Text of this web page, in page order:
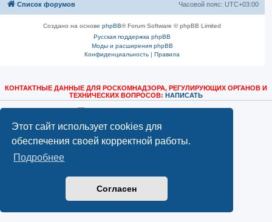
Этот сайт использует cookies для
обеспечения своей корректной работы.
Подробнее
Согласен
Список форумов Часовой пояс: UTC+03:00
Создано на основеphpBB® Forum Software © phpBB Limited
Русская поддержка phpBB
Моды и расширения phpBB
Конфиденциальность |Правила
КОНТАКТНЫЕ ДАННЫЕ ДЛЯ РОСКОМНАДЗОРА, РЕГУЛИРУЮЩИХ ОРГАНОВ И
ТЕХНИЧЕСКИХ ВОПРОСОВ: НАПИСАТЬ